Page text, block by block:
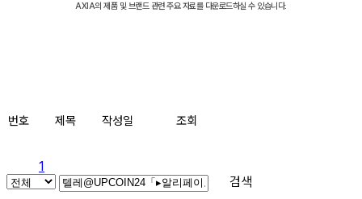
AXIA의 제품 및 브랜드 관련 주요 자료를 다운로드하실 수 있습니다.
번호 제목 작성일 조회
1
검색